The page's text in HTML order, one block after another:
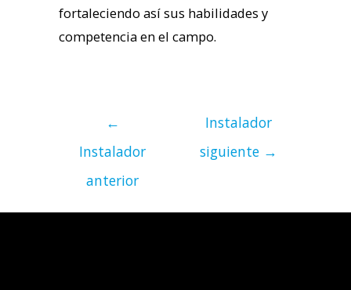
fortaleciendo así sus habilidades y
competencia en el campo.
←
Instalador
anterior
Instalador
siguiente →